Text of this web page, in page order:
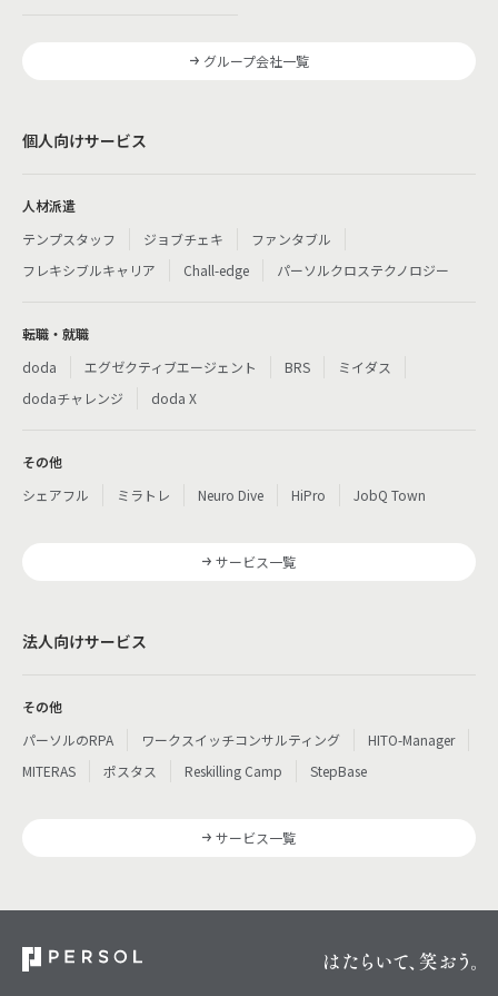
グループ会社一覧
個人向けサービス
人材派遣
テンプスタッフ
ジョブチェキ
ファンタブル
フレキシブルキャリア
Chall-edge パーソルクロステクノロジー
転職・就職
doda
エグゼクティブエージェント BRS
ミイダス
dodaチャレンジ
doda X
その他
シェアフル
ミラトレ Neuro Dive HiPro JobQ Town
サービス一覧
法人向けサービス
その他
パーソルのRPA
ワークスイッチコンサルティング
HITO-Manager
MITERAS
ポスタス Reskilling Camp StepBase
サービス一覧